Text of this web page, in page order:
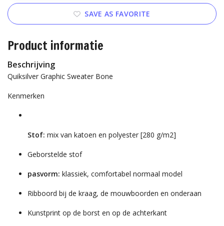
SAVE AS FAVORITE
Product informatie
Beschrijving
Quiksilver Graphic Sweater Bone
Kenmerken
Stof: mix van katoen en polyester [280 g/m2]
Geborstelde stof
pasvorm: klassiek, comfortabel normaal model
Ribboord bij de kraag, de mouwboorden en onderaan
Kunstprint op de borst en op de achterkant